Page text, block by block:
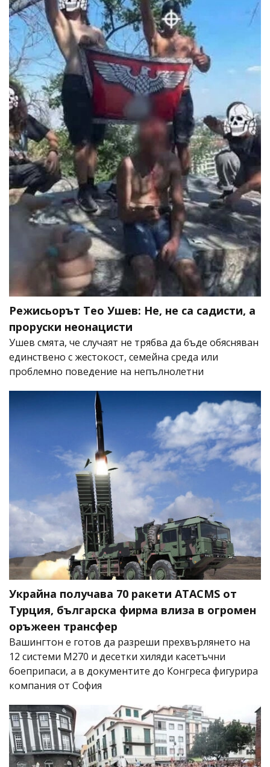
Режисьорът Тео Ушев: Не, не са садисти, а
проруски неонацисти
Ушев смята, че случаят не трябва да бъде обясняван
единствено с жестокост, семейна среда или
проблемно поведение на непълнолетни
Украйна получава 70 ракети ATACMS от
Турция, българска фирма влиза в огромен
оръжеен трансфер
Вашингтон е готов да разреши прехвърлянето на
12 системи M270 и десетки хиляди касетъчни
боеприпаси, а в документите до Конгреса фигурира
компания от София